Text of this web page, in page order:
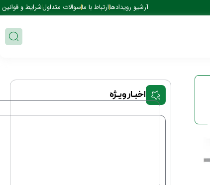
آرشیو رویدادهاارتباط با ماسوالات متداولشرایط و قوانین
اخبـار ویـژه